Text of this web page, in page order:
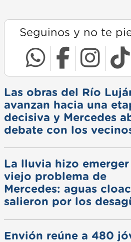
Seguinos y no te
Las obras del Río
avanzan hacia una
decisiva y Mercedes
debate con los
La lluvia hizo emerger
viejo problema de
Mercedes: aguas
salieron por los
Envión reúne a 480